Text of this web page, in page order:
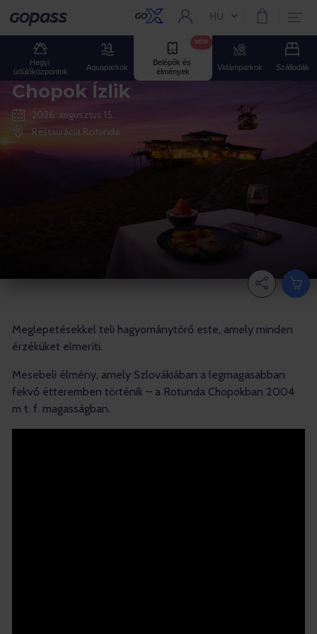
Gopass Aktuális nyelv:
HU
Hegyi
üdülőközpontok
Aquaparkok
Belépők és
élmények
NEW
Vidámparkok Szállodák
Chopok Ízlik
2026. augusztus 15.
Reštaurácia Rotunda
Meglepetésekkel teli hagyománytörő este, amely minden
érzéküket elmeríti.
Mesebeli élmény, amely Szlovákiában a legmagasabban
fekvő étteremben történik – a Rotunda Chopokban 2004
m t. f. magasságban.